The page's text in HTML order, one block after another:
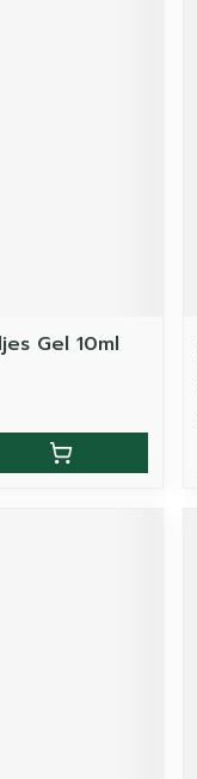
Gel 10ml